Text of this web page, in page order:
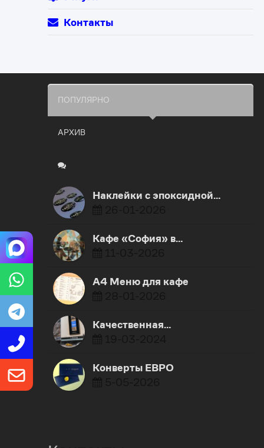
Контакты
ПОПУЛЯРНО
АРХИВ
Наклейки с эпоксидной…
Кафе «София» в…
А4 Меню для кафе
Качественная…
Конверты ЕВРО